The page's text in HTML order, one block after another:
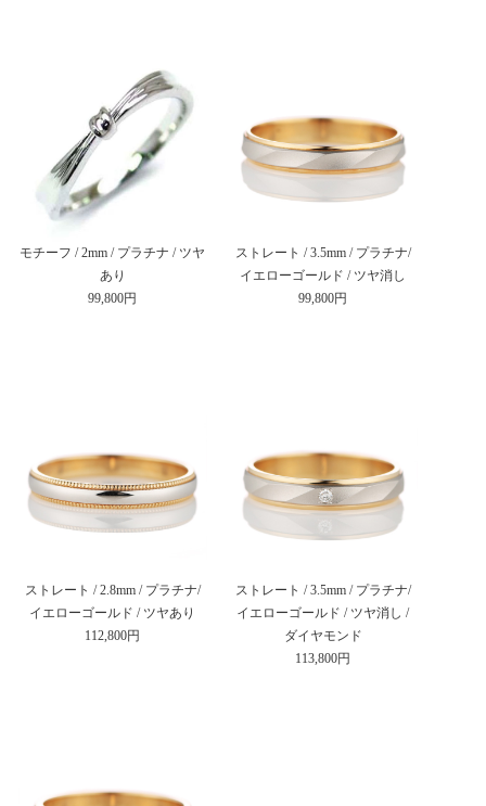
モチーフ / 2mm / プラチナ / ツヤ
あり
99,800円
ストレート / 3.5mm / プラチナ/
イエローゴールド / ツヤ消し
99,800円
ストレート / 3.5mm / プラチナ/
イエローゴールド / ツヤ消し /
ダイヤモンド
113,800円
ストレート / 2.8mm / プラチナ/
イエローゴールド / ツヤあり
112,800円